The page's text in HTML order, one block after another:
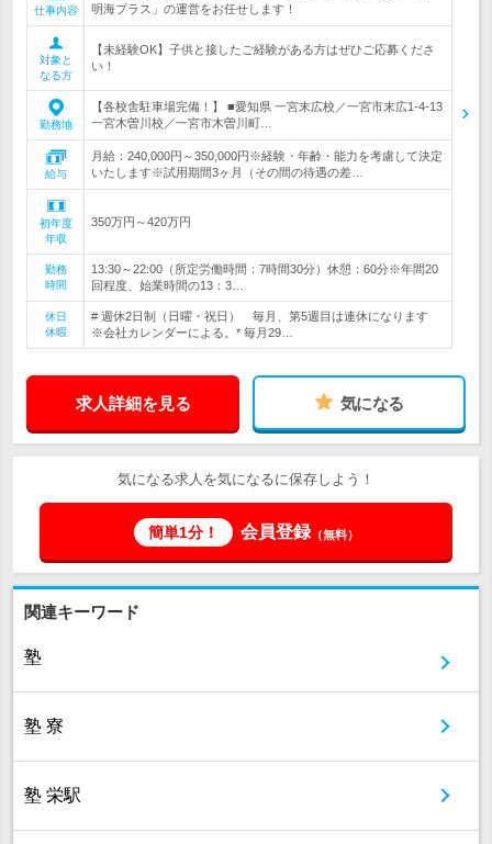
仕事内容
明海プラス」の運営をお任せします！
対象と
なる方
【未経験OK】子供と接したご経験がある方はぜひご応募くださ
い！
勤務地
【各校舎駐車場完備！】 ■愛知県 一宮末広校／一宮市末広1-4-13
一宮木曽川校／一宮市木曽川町…
給与
月給：240,000円～350,000円※経験・年齢・能力を考慮して決定
いたします※試用期間3ヶ月（その間の待遇の差…
初年度
年収
350万円～420万円
勤務
時間
13:30～22:00（所定労働時間：7時間30分）休憩：60分※年間20
回程度、始業時間の13：3…
休日
休暇
# 週休2日制（日曜・祝日） 毎月、第5週目は連休になります
※会社カレンダーによる。* 毎月29…
求人詳細を見る 気になる
気になる求人を気になるに保存しよう！
簡単1分！ 会員登録（無料）
関連キーワード
塾
塾 寮
塾 栄駅